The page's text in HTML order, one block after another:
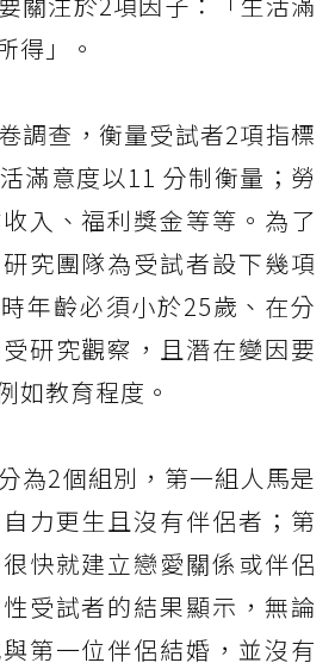
得」。
調查，衡量受試者2項指標
滿意度以11 分制衡量；勞
入、福利獎金等等。為了
究團隊為受試者設下幾項
年齡必須小於25歲、在分
研究觀察，且潛在變因要
如教育程度。
為2個組別，第一組人馬是
力更生且沒有伴侶者；第
快就建立戀愛關係或伴侶
受試者的結果顯示，無論
第一位伴侶結婚，並沒有